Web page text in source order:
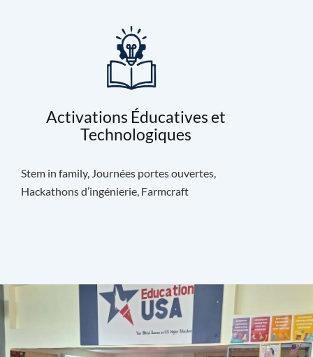
Activations Éducatives et
Technologiques
Stem in family, Journées portes ouvertes,
Hackathons d’ingénierie, Farmcraft